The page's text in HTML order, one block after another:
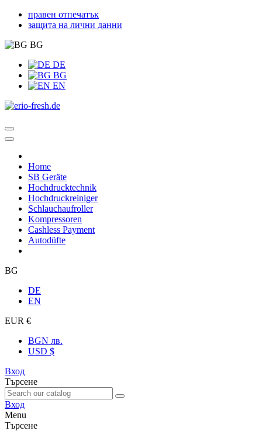
правен отпечатък
защита на лични данни
BG
DE
BG
EN
Home
SB Geräte
Hochdrucktechnik
Hochdruckreiniger
Schlauchaufroller
Kompressoren
Cashless Payment
Autodüfte
BG
DE
EN
EUR €
BGN лв.
USD $
Вход
Търсене
Вход
Menu
Търсене